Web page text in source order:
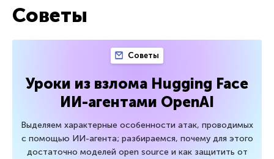
Советы
Советы
Уроки из взлома Hugging Face
ИИ-агентами OpenAI
Выделяем характерные особенности атак, проводимых
с помощью ИИ-агента; разбираемся, почему для этого
достаточно моделей open source и как защитить от